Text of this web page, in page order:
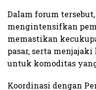
Dalam forum
mengintensifkan
memastikan
pasar, serta
untuk komoditas
Koordinasi dengan